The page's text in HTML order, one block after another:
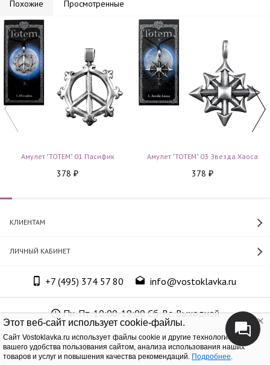
Этот веб-сайт использует cookie-файлы.
Cайт Vostoklavka.ru использует файлы cookie и другие технологии для
вашего удобства пользования сайтом, анализа использования наших
товаров и услуг и повышения качества рекомендаций. Подробнее.
Похожие Просмотренные
Амулет "TOTEM" 01 Пасифик
378 ₽
Амулет "TOTEM" 03 Звезда Хаоса
378 ₽
КЛИЕНТАМ
ЛИЧНЫЙ КАБИНЕТ
+7 (495) 374 57 80 info@vostoklavka.ru
Пн-Пт. 10:00-19:00 Сб-Вс. Выходной
ООО «Юнит Групп», ОГРН 1147746305574